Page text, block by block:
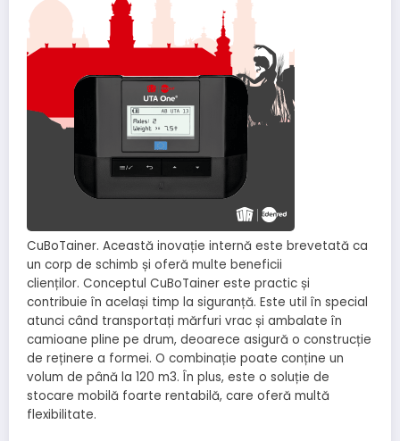
CuBoTainer. Această inovație internă este brevetată ca
un corp de schimb și oferă multe beneficii
clienților. Conceptul CuBoTainer este practic și
contribuie în același timp la siguranță. Este util în special
atunci când transportați mărfuri vrac și ambalate în
camioane pline pe drum, deoarece asigură o construcție
de reținere a formei. O combinație poate conține un
volum de până la 120 m3. În plus, este o soluție de
stocare mobilă foarte rentabilă, care oferă multă
flexibilitate.